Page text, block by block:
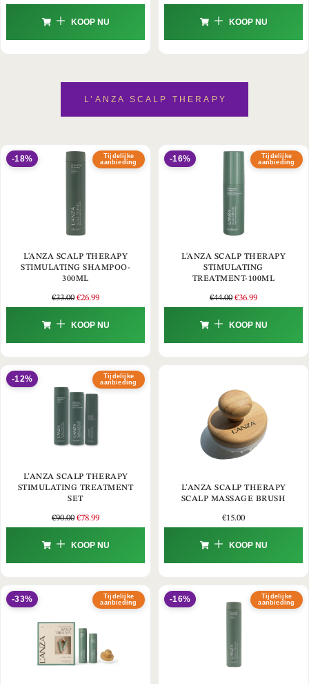
KOOP NU KOOP NU
L’ANZA SCALP THERAPY
Tijdelijke
aanbieding
-18%
L'ANZA SCALP THERAPY
STIMULATING SHAMPOO-
300ML
€33.00 €26.99
KOOP NU
Tijdelijke
aanbieding
-16%
L'ANZA SCALP THERAPY
STIMULATING
TREATMENT-100ML
€44.00 €36.99
KOOP NU
Tijdelijke
aanbieding
-12%
L’ANZA SCALP THERAPY
STIMULATING TREATMENT
SET
€90.00 €78.99
KOOP NU
L’ANZA SCALP THERAPY
SCALP MASSAGE BRUSH
€15.00
KOOP NU
Tijdelijke
aanbieding
-33%
Tijdelijke
aanbieding
-16%